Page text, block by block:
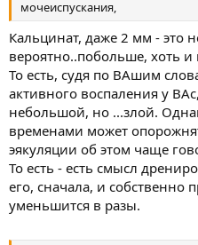
мочеиспускания,
Кальцинат, даже 2 мм - это
вероятно..побольше, хоть и
То есть, судя по ВАшим
активного воспаления у
небольшой, но ...злой.
временами может
эякуляции об этом чаще
То есть - есть смысл
его, сначала, и собственно
уменьшится в разы.